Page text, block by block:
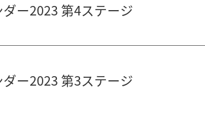
ー2023 第4ステージ
ー2023 第3ステージ